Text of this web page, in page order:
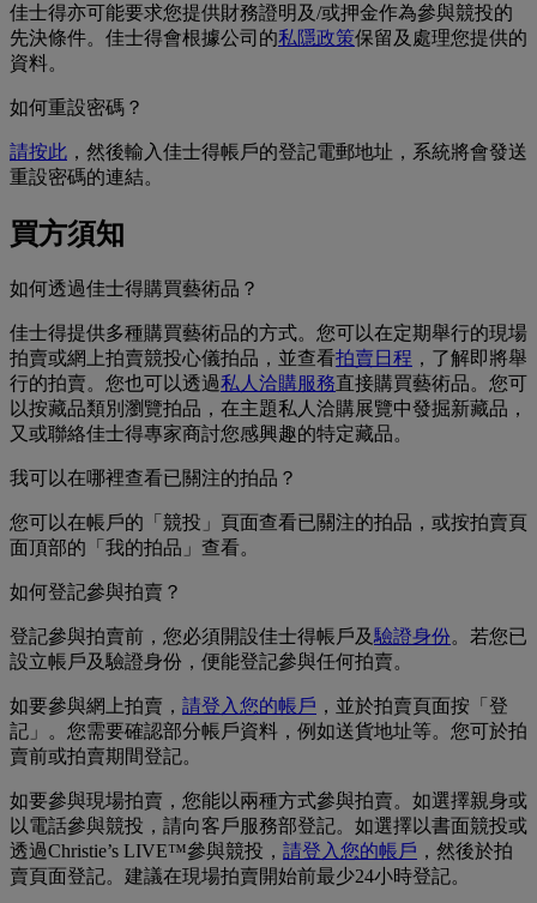
佳士得亦可能要求您提供財務證明及/或押金作為參與競投的
先決條件。佳士得會根據公司的私隱政策保留及處理您提供的
資料。
如何重設密碼？
請按此 ，然後輸入佳士得帳戶的登記電郵地址，系統將會發送
重設密碼的連結。
買方須知
如何透過佳士得購買藝術品？
佳士得提供多種購買藝術品的方式。您可以在定期舉行的現場
拍賣或網上拍賣競投心儀拍品，並查看拍賣日程 ，了解即將舉
行的拍賣。您也可以透過私人洽購服務直接購買藝術品。您可
以按藏品類別瀏覽拍品，在主題私人洽購展覽中發掘新藏品，
又或聯絡佳士得專家商討您感興趣的特定藏品。
我可以在哪裡查看已關注的拍品？
您可以在帳戶的「競投」頁面查看已關注的拍品，或按拍賣頁
面頂部的「我的拍品」查看。
如何登記參與拍賣？
登記參與拍賣前，您必須開設佳士得帳戶及驗證身份。若您已
設立帳戶及驗證身份，便能登記參與任何拍賣。
如要參與網上拍賣， 請登入您的帳戶 ，並於拍賣頁面按「登
記」。您需要確認部分帳戶資料，例如送貨地址等。您可於拍
賣前或拍賣期間登記。
如要參與現場拍賣，您能以兩種方式參與拍賣。如選擇親身或
以電話參與競投，請向客戶服務部登記。如選擇以書面競投或
透過Christie’s LIVE™參與競投， 請登入您的帳戶 ，然後於拍
賣頁面登記。建議在現場拍賣開始前最少24小時登記。